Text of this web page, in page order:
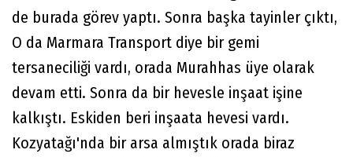
de burada görev yaptı. Sonra başka tayinler çıktı,
O da Marmara Transport diye bir gemi
tersaneciliği vardı, orada Murahhas üye olarak
devam etti. Sonra da bir hevesle inşaat işine
kalkıştı. Eskiden beri inşaata hevesi vardı.
Kozyatağı'nda bir arsa almıştık orada biraz